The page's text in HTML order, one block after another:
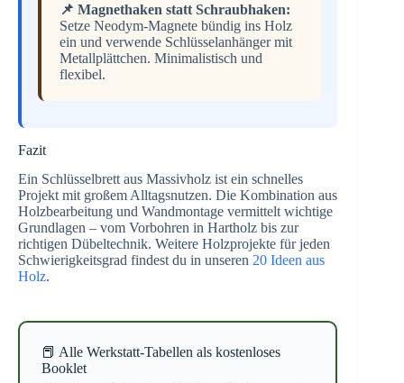
📌 Magnethaken statt Schraubhaken:
Setze Neodym-Magnete bündig ins Holz
ein und verwende Schlüsselanhänger mit
Metallplättchen. Minimalistisch und
flexibel.
Fazit
Ein Schlüsselbrett aus Massivholz ist ein schnelles
Projekt mit großem Alltagsnutzen. Die Kombination aus
Holzbearbeitung und Wandmontage vermittelt wichtige
Grundlagen – vom Vorbohren in Hartholz bis zur
richtigen Dübeltechnik. Weitere Holzprojekte für jeden
Schwierigkeitsgrad findest du in unseren 20 Ideen aus
Holz.
📕 Alle Werkstatt-Tabellen als kostenloses
Booklet